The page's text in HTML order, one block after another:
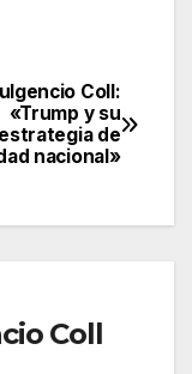
Coll:
«Trump y su
estrategia de
nacional»
Coll